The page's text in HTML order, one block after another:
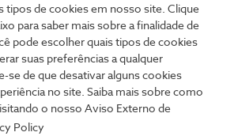
tipos de cookies em nosso site. Clique
para saber mais sobre a finalidade de
pode escolher quais tipos de cookies
suas preferências a qualquer
se de que desativar alguns cookies
no site. Saiba mais sobre como
o nosso Aviso Externo de
Policy
Employee Portal
Cookies Policy